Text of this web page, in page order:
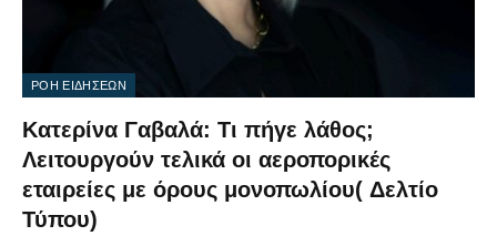
ΡΟΗ ΕΙΔΗΣΕΩΝ
Κατερίνα Γαβαλά: Τι πήγε λάθος;
Λειτουργούν τελικά οι αεροπορικές
εταιρείες με όρους μονοπωλίου( Δελτίο
Τύπου)